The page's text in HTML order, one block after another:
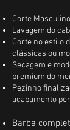
Corte
Lavagem do
Corte no estilo
clássicas ou
Secagem e
premium do
Pezinho
acabamento
Barba